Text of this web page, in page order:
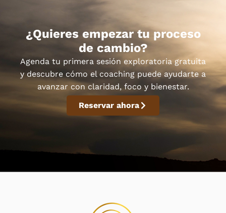
¿Quieres empezar tu proceso
de cambio?
Agenda tu primera sesión exploratoria gratuita
y descubre cómo el coaching puede ayudarte a
avanzar con claridad, foco y bienestar.
Reservar ahora